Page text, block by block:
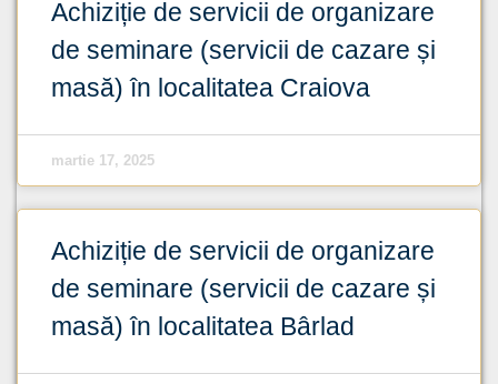
Achiziție de servicii de organizare
de seminare (servicii de cazare și
masă) în localitatea Craiova
martie 17, 2025
Achiziție de servicii de organizare
de seminare (servicii de cazare și
masă) în localitatea Bârlad